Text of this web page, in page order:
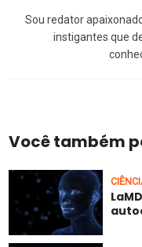
Sou redator
instigantes que
Você também